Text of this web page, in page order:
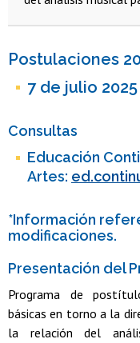
Postulaciones
7 de julio
Consultas
Educación
Artes:
*Información
modificaciones.
Presentación del
Programa de
básicas en torno a la
la relación del